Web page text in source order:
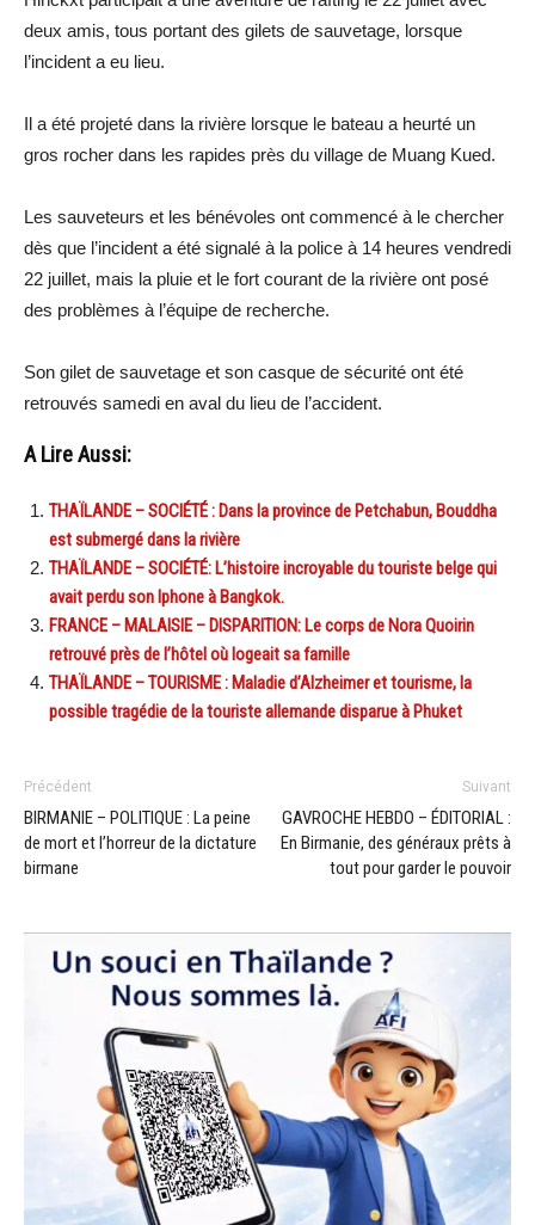
deux amis, tous portant des gilets de sauvetage, lorsque
l’incident a eu lieu.
Il a été projeté dans la rivière lorsque le bateau a heurté un
gros rocher dans les rapides près du village de Muang Kued.
Les sauveteurs et les bénévoles ont commencé à le chercher
dès que l’incident a été signalé à la police à 14 heures vendredi
22 juillet, mais la pluie et le fort courant de la rivière ont posé
des problèmes à l’équipe de recherche.
Son gilet de sauvetage et son casque de sécurité ont été
retrouvés samedi en aval du lieu de l’accident.
A Lire Aussi:
THAÏLANDE – SOCIÉTÉ : Dans la province de Petchabun, Bouddha
est submergé dans la rivière
THAÏLANDE – SOCIÉTÉ: L’histoire incroyable du touriste belge qui
avait perdu son Iphone à Bangkok.
FRANCE – MALAISIE – DISPARITION: Le corps de Nora Quoirin
retrouvé près de l’hôtel où logeait sa famille
THAÏLANDE – TOURISME : Maladie d’Alzheimer et tourisme, la
possible tragédie de la touriste allemande disparue à Phuket
Précédent
BIRMANIE – POLITIQUE : La peine
de mort et l’horreur de la dictature
birmane
Suivant
GAVROCHE HEBDO – ÉDITORIAL :
En Birmanie, des généraux prêts à
tout pour garder le pouvoir